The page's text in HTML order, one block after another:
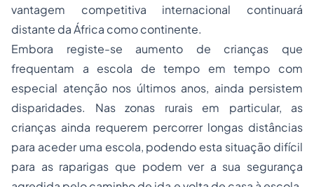
vantagem competitiva internacional continuará
distante da África como continente.
Embora registe-se aumento de crianças que
frequentam a escola de tempo em tempo com
especial atenção nos últimos anos, ainda persistem
disparidades. Nas zonas rurais em particular, as
crianças ainda requerem percorrer longas distâncias
para aceder uma escola, podendo esta situação difícil
para as raparigas que podem ver a sua segurança